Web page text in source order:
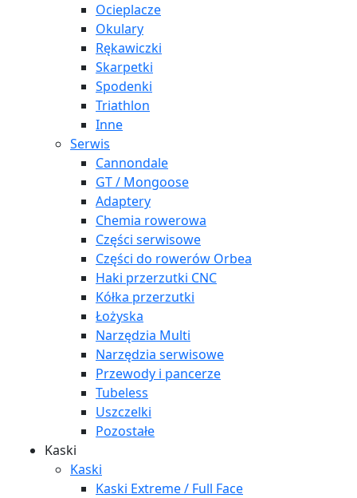
Ocieplacze
Okulary
Rękawiczki
Skarpetki
Spodenki
Triathlon
Inne
Serwis
Cannondale
GT / Mongoose
Adaptery
Chemia rowerowa
Części serwisowe
Części do rowerów Orbea
Haki przerzutki CNC
Kółka przerzutki
Łożyska
Narzędzia Multi
Narzędzia serwisowe
Przewody i pancerze
Tubeless
Uszczelki
Pozostałe
Kaski
Kaski
Kaski Extreme / Full Face